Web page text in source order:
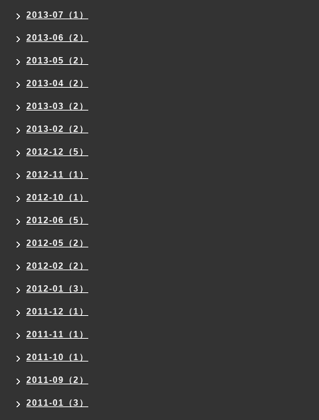
2013-07（1）
2013-06（2）
2013-05（2）
2013-04（2）
2013-03（2）
2013-02（2）
2012-12（5）
2012-11（1）
2012-10（1）
2012-06（5）
2012-05（2）
2012-02（2）
2012-01（3）
2011-12（1）
2011-11（1）
2011-10（1）
2011-09（2）
2011-01（3）